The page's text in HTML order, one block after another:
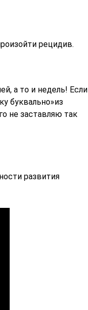
рецидив.
а то и недель! Если
буквально»из
не заставляю так
развития